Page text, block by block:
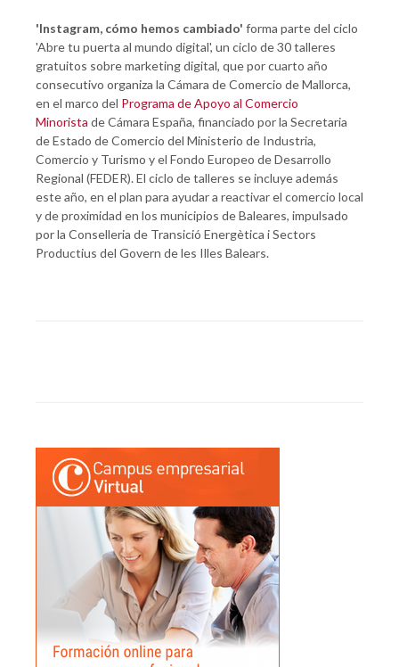
'Instagram, cómo hemos cambiado' forma parte del ciclo
'Abre tu puerta al mundo digital', un ciclo de 30 talleres
gratuitos sobre marketing digital, que por cuarto año
consecutivo organiza la Cámara de Comercio de Mallorca,
en el marco del Programa de Apoyo al Comercio
Minorista de Cámara España, financiado por la Secretaria
de Estado de Comercio del Ministerio de Industria,
Comercio y Turismo y el Fondo Europeo de Desarrollo
Regional (FEDER). El ciclo de talleres se incluye además
este año, en el plan para ayudar a reactivar el comercio local
y de proximidad en los municipios de Baleares, impulsado
por la Conselleria de Transició Energètica i Sectors
Productius del Govern de les Illes Balears.